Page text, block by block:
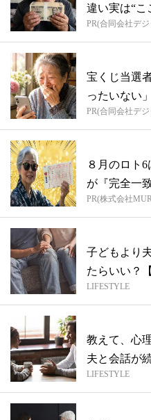
違い実は“こ
PR(合同会社デ
宝くじ当選
ったいない」
PR(合同会社デ
８月のロト
が『完全一
PR(株式会社
子どもより
たらいい？
LIFESTYLE
教えて、心
夫と会話が
箱...
LIFESTYLE